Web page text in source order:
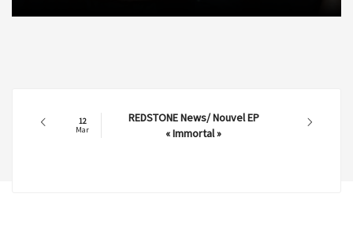
12
Mar
REDSTONE News/ Nouvel EP
« Immortal »